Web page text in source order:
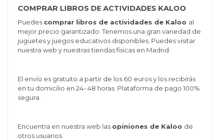
COMPRAR LIBROS DE ACTIVIDADES KALOO
Puedes comprar libros de actividades de Kaloo al
mejor precio garantizado. Tenemos una gran variedad de
juguetes y juegos educativos disponibles. Puedes visitar
nuestra web y nuestras tiendas físicas en Madrid.
El envío es gratuito a partir de los 60 euros y los recibirás
en tu domicilio en 24- 48 horas. Plataforma de pago 100%
segura.
Encuentra en nuestra web las opiniones de Kaloo de
otros usuarios.